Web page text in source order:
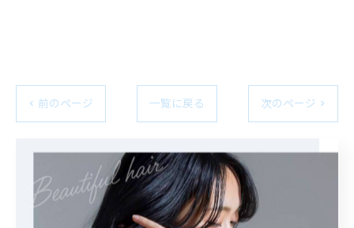
< 前のページ 一覧に戻る 次のページ >
関連タグ